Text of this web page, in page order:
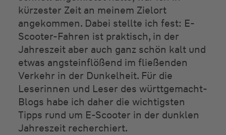
kürzester Zeit an meinem Zielort
angekommen. Dabei stellte ich fest: E-
Scooter-Fahren ist praktisch, in der
Jahreszeit aber auch ganz schön kalt und
etwas angsteinflößend im fließenden
Verkehr in der Dunkelheit. Für die
Leserinnen und Leser des württgemacht-
Blogs habe ich daher die wichtigsten
Tipps rund um E-Scooter in der dunklen
Jahreszeit recherchiert.